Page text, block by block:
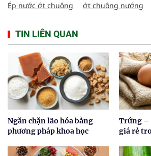
Ép nước ớt chuông
ớt chuông nướng
TIN LIÊN QUAN
Ngăn chặn lão hóa bằng
phương pháp khoa học
Trứng –
giá rẻ